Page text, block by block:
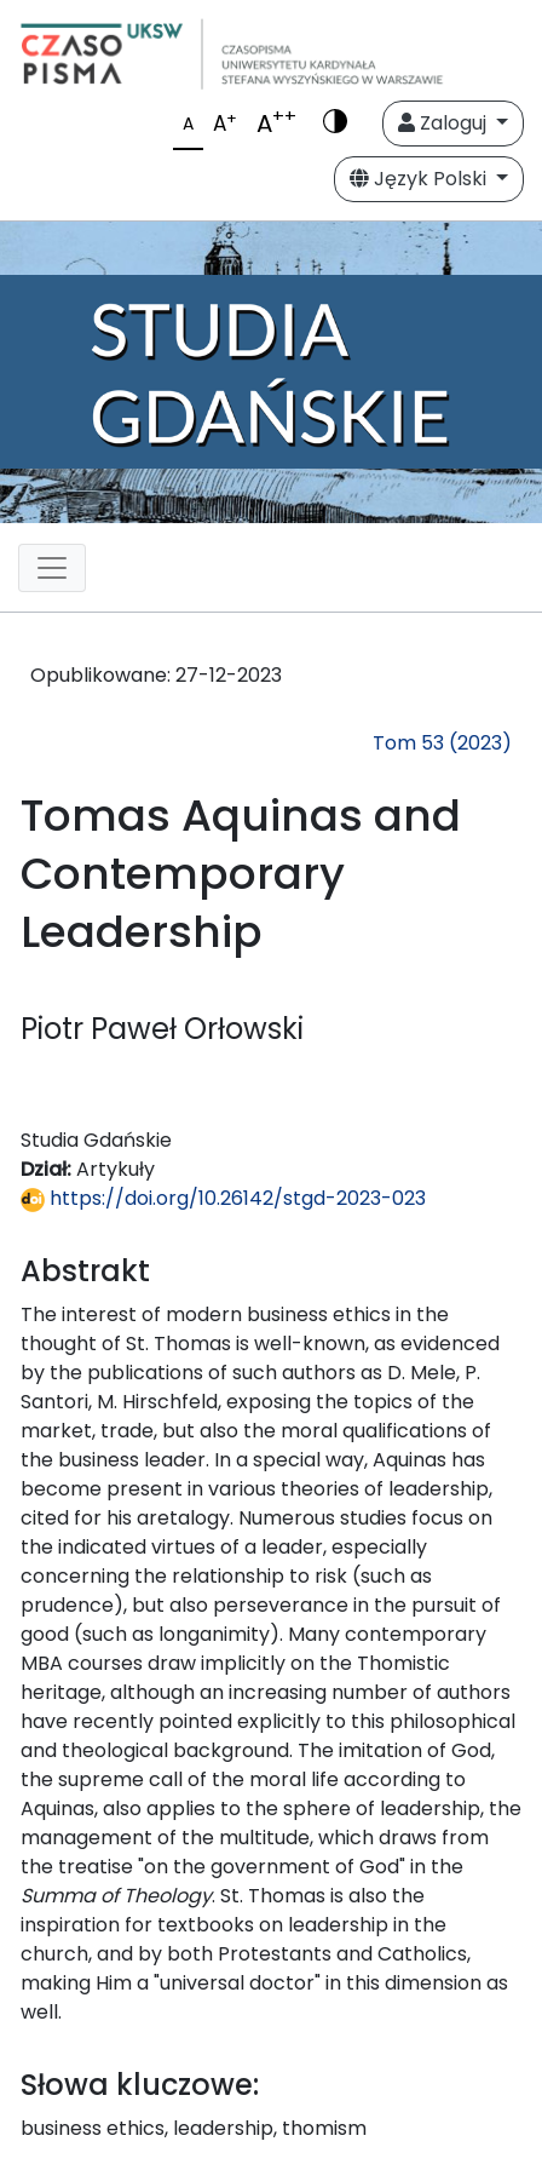
A A+ A++
Zaloguj
Język Polski
Opublikowane: 27-12-2023
Tom 53 (2023)
Tomas Aquinas and
Contemporary
Leadership
Piotr Paweł Orłowski
Studia Gdańskie
Dział:Artykuły
https://doi.org/10.26142/stgd-2023-023
Abstrakt
The interest of modern business ethics in the
thought of St. Thomas is well-known, as evidenced
by the publications of such authors as D. Mele, P.
Santori, M. Hirschfeld, exposing the topics of the
market, trade, but also the moral qualifications of
the business leader. In a special way, Aquinas has
become present in various theories of leadership,
cited for his aretalogy. Numerous studies focus on
the indicated virtues of a leader, especially
concerning the relationship to risk (such as
prudence), but also perseverance in the pursuit of
good (such as longanimity). Many contemporary
MBA courses draw implicitly on the Thomistic
heritage, although an increasing number of authors
have recently pointed explicitly to this philosophical
and theological background. The imitation of God,
the supreme call of the moral life according to
Aquinas, also applies to the sphere of leadership, the
management of the multitude, which draws from
the treatise "on the government of God" in the
Summa of Theology. St. Thomas is also the
inspiration for textbooks on leadership in the
church, and by both Protestants and Catholics,
making Him a "universal doctor" in this dimension as
well.
Słowa kluczowe:
business ethics, leadership, thomism